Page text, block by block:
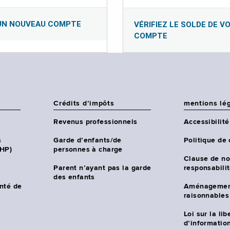
NOUVEAU COMPTE
VÉRIFIEZ LE SOLDE DE
COMPTE
de
Crédits d’impôts
Revenus professionnels
Garde d’enfants/de
personnes à charge
Parent n’ayant pas la garde
des enfants
mentions
Accessibilité
Politique de
Clause de
raisonnables
Loi sur la